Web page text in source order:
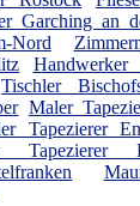
Garching an
Nord
Handwerker
Tischler
Maler
Tapezierer
Tapezierer